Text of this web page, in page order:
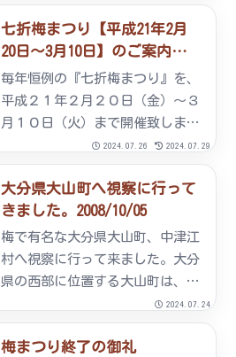
売七折梅まつり開催期間中の１
０：００～１６：００まで、七折
梅まつり会場入口横の売店で販売
しております。 また、梅加工品
に...
七折梅まつり【平成21年2月
20日～3月10日】のご案内。
2008/12/20
毎年恒例の『七折梅まつり』を、
平成２１年２月２０日（金）～３
月１０日（火）まで開催致しま
す。 今年も各種楽しいイベント
を予定しております。－ イベン
トのご案内 －★もちまき（１
３：００～） 【開催日】
２月２１日（土） ・ ２月２２
日...
2024.07.26 2024.07.29
大分県大山町へ視察に行って
きました。2008/10/05
梅で有名な大分県大山町、中津江
村へ視察に行って来ました。大分
県の西部に位置する大山町は、か
つて『一村一品運動』の基盤とし
て、全国に一世を風靡した町でも
あります。梅の産地としてはもち
2024.07.24
梅まつり終了の御礼